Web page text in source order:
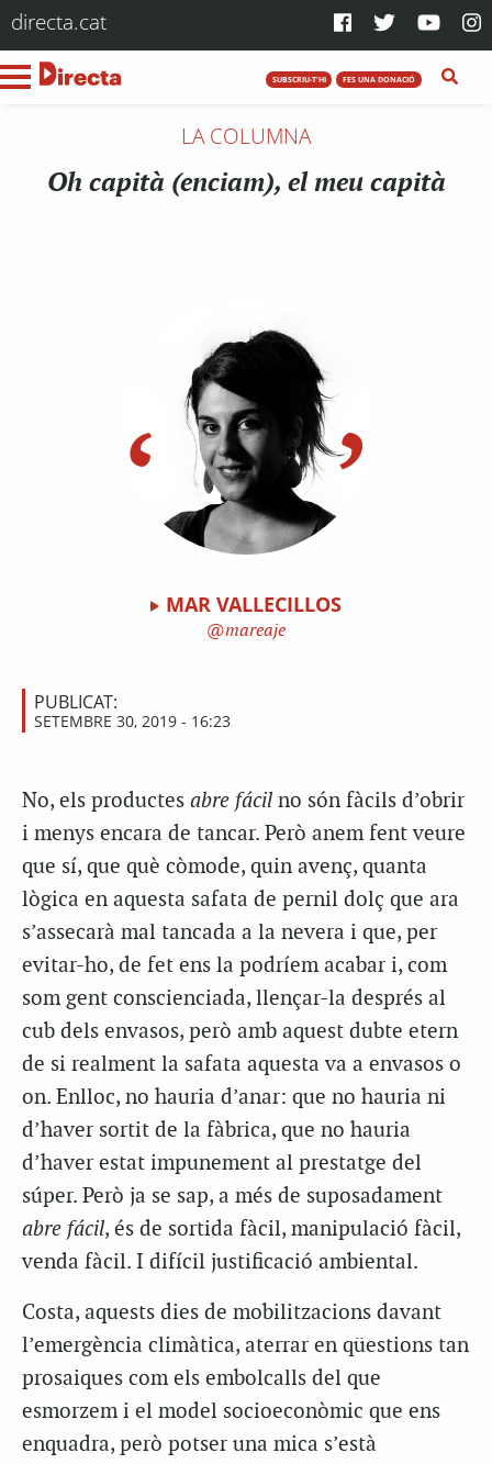
directa.cat
SUBSCRIU-T'HI FES UNA DONACIÓ
LA COLUMNA
Oh capità (enciam), el meu capità
MAR VALLECILLOS
mareaje
PUBLICAT:
SETEMBRE 30, 2019 - 16:23
No, els productes abre fácil no són fàcils d’obrir
i menys encara de tancar. Però anem fent veure
que sí, que què còmode, quin avenç, quanta
lògica en aquesta safata de pernil dolç que ara
s’assecarà mal tancada a la nevera i que, per
evitar-ho, de fet ens la podríem acabar i, com
som gent conscienciada, llençar-la després al
cub dels envasos, però amb aquest dubte etern
de si realment la safata aquesta va a envasos o
on. Enlloc, no hauria d’anar: que no hauria ni
d’haver sortit de la fàbrica, que no hauria
d’haver estat impunement al prestatge del
súper. Però ja se sap, a més de suposadament
abre fácil, és de sortida fàcil, manipulació fàcil,
venda fàcil. I difícil justificació ambiental.
Costa, aquests dies de mobilitzacions davant
l’emergència climàtica, aterrar en qüestions tan
prosaiques com els embolcalls del que
esmorzem i el model socioeconòmic que ens
enquadra, però potser una mica s’està